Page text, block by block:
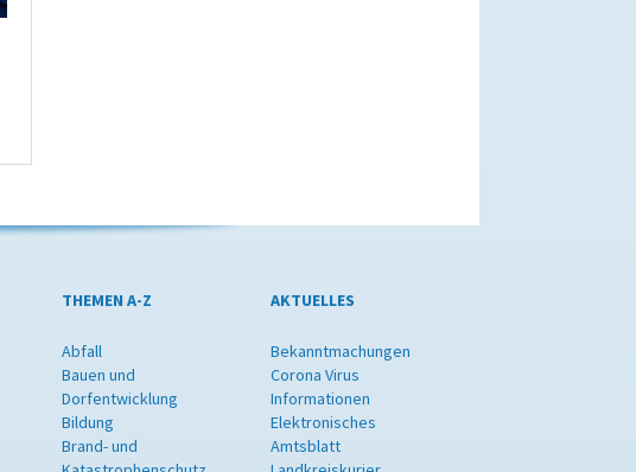
THEMEN A-Z
Abfall
Bauen und
Dorfentwicklung
Bildung
Brand- und
AKTUELLES
Bekanntmachungen
Corona Virus
Informationen
Elektronisches
Amtsblatt